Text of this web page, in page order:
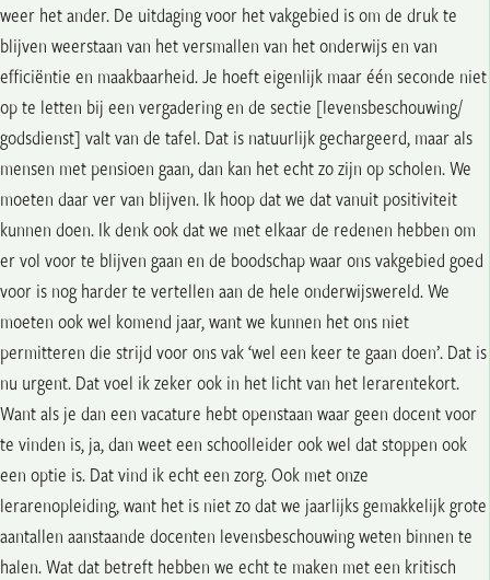
weer het ander. De uitdaging voor het vakgebied is om de druk te
blijven weerstaan van het versmallen van het onderwijs en van
efficiëntie en maakbaarheid. Je hoeft eigenlijk maar één seconde niet
op te letten bij een vergadering en de sectie [levensbeschouwing/
godsdienst] valt van de tafel. Dat is natuurlijk gechargeerd, maar als
mensen met pensioen gaan, dan kan het echt zo zijn op scholen. We
moeten daar ver van blijven. Ik hoop dat we dat vanuit positiviteit
kunnen doen. Ik denk ook dat we met elkaar de redenen hebben om
er vol voor te blijven gaan en de boodschap waar ons vakgebied goed
voor is nog harder te vertellen aan de hele onderwijswereld. We
moeten ook wel komend jaar, want we kunnen het ons niet
permitteren die strijd voor ons vak ‘wel een keer te gaan doen’. Dat is
nu urgent. Dat voel ik zeker ook in het licht van het lerarentekort.
Want als je dan een vacature hebt openstaan waar geen docent voor
te vinden is, ja, dan weet een schoolleider ook wel dat stoppen ook
een optie is. Dat vind ik echt een zorg. Ook met onze
lerarenopleiding, want het is niet zo dat we jaarlijks gemakkelijk grote
aantallen aanstaande docenten levensbeschouwing weten binnen te
halen. Wat dat betreft hebben we echt te maken met een kritisch